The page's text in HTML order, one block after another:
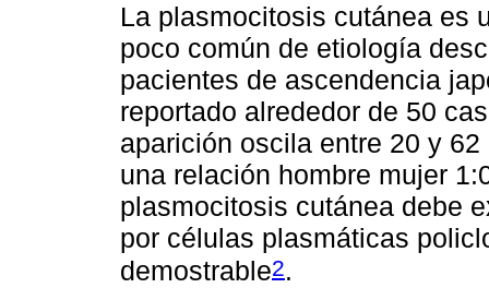
La plasmocitosis cutánea es
poco común de etiología
pacientes de ascendencia
reportado alrededor de 50
aparición oscila entre 20 y
una relación hombre mujer
plasmocitosis cutánea debe
por células plasmáticas
demostrable2.